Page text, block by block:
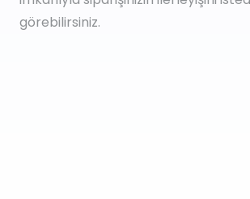
görebilirsiniz.